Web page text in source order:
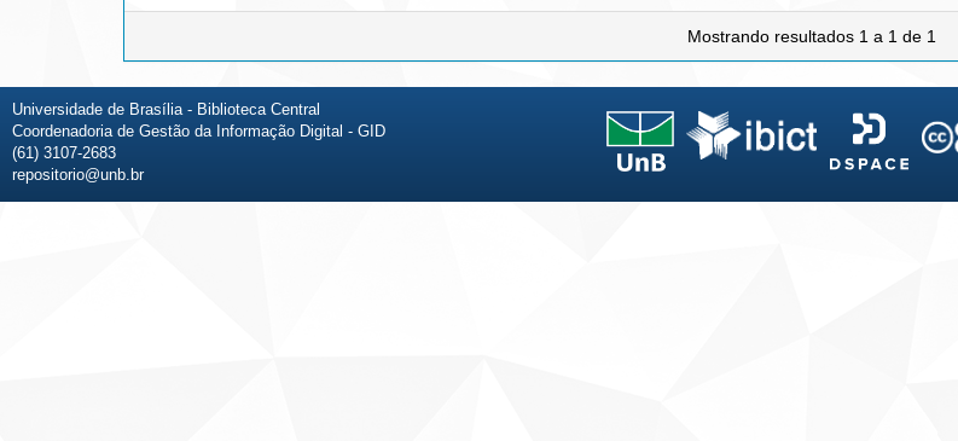
Mostrando resultados 1 a 1 de 1
Universidade de Brasília - Biblioteca Central
Coordenadoria de Gestão da Informação Digital - GID
(61) 3107-2683
repositorio@unb.br